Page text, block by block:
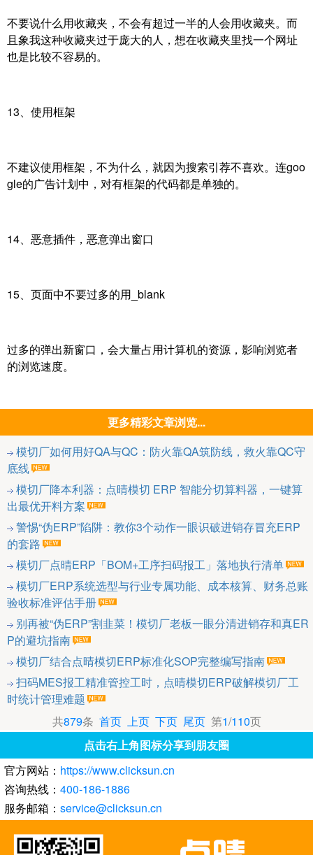
不要说什么用收藏夹，不会有超过一半的人会用收藏夹。而
且象我这种收藏夹过于庞大的人，想在收藏夹里找一个网址
也是比较不容易的。
13、使用框架
不建议使用框架，不为什么，就因为搜索引荐不喜欢。连goo
gle的广告计划中，对有框架的代码都是单独的。
14、恶意插件，恶意弹出窗口
15、页面中不要过多的用_blank
过多的弹出新窗口，会大量占用计算机的资源，影响浏览者
的浏览速度。
更多精彩文章浏览...
模切厂如何用好QA与QC：防火靠QA筑防线，救火靠QC守
底线
模切厂降本利器：点晴模切 ERP 智能分切算料器，一键算
出最优开料方案
警惕“伪ERP”陷阱：教你3个动作一眼识破进销存冒充ERP
的套路
模切厂点晴ERP「BOM+工序扫码报工」落地执行清单
模切厂ERP系统选型与行业专属功能、成本核算、财务总账
验收标准评估手册
别再被“伪ERP”割韭菜！模切厂老板一眼分清进销存和真ER
P的避坑指南
模切厂结合点晴模切ERP标准化SOP完整编写指南
扫码MES报工精准管控工时，点晴模切ERP破解模切厂工
时统计管理难题
共879条 首页 上页 下页 尾页第1/110页
点击右上角图标分享到朋友圈
官方网站： https://www.clicksun.cn
咨询热线： 400-186-1886
服务邮箱： service@clicksun.cn